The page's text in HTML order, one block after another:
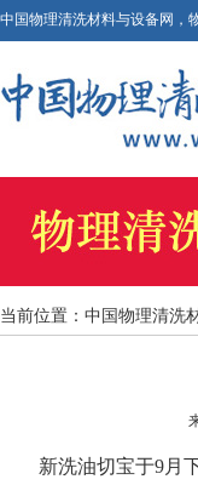
中国物理清洗材料与设备网，
当前位置： 中国物理清洗
新洗油切宝于9月